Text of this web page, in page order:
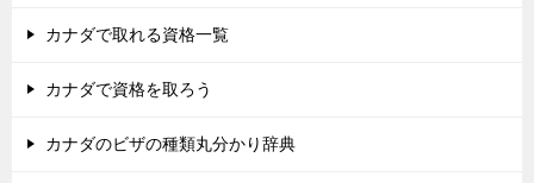
カナダで取れる資格一覧
カナダで資格を取ろう
カナダのビザの種類丸分かり辞典